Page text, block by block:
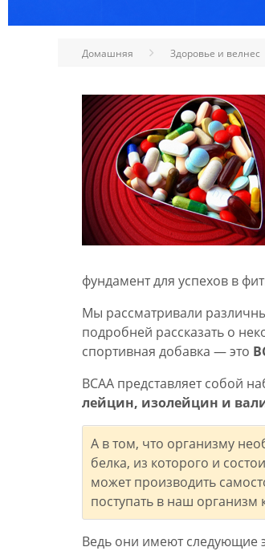
Домашняя Здоровье и велнес
фундамент для успехов в
Мы рассматривали
подробней рассказать о
спортивная добавка — это
BCAA представляет собой
лейцин, изолейцин и
А в том, что организму
белка, из которого и
может производить
поступать в наш организм
Ведь они имеют следующие